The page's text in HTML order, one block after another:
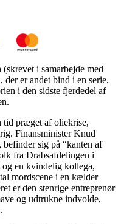
i samarbejde med
der er andet bind i en serie,
i den sidste fjerdedel af
tid præget af oliekrise,
Finansminister Knud
sig på “kanten af
fra Drabsafdelingen i
en kvindelig kollega,
mordscene i en kælder
er den stenrige entreprenør
og udtrukne indvolde,